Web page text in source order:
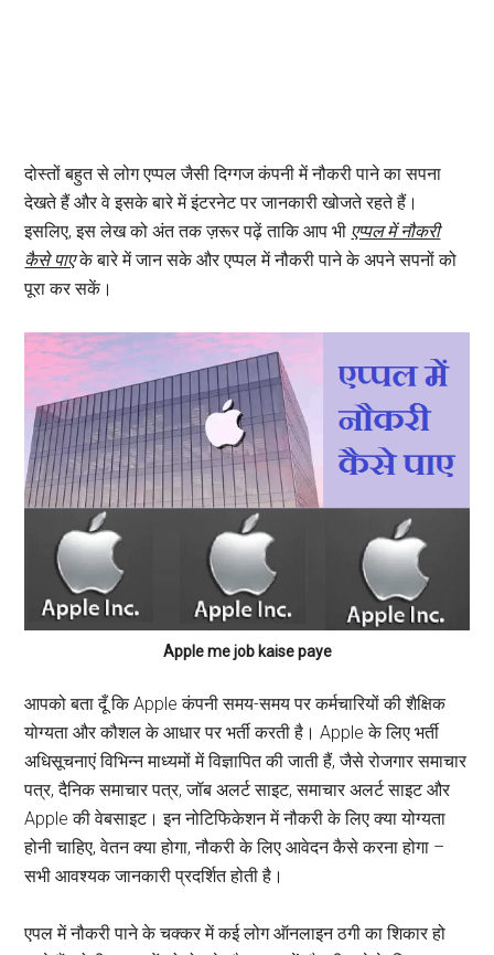
दोस्तों बहुत से लोग एप्पल जैसी दिग्गज कंपनी में नौकरी पाने का सपना
देखते हैं और वे इसके बारे में इंटरनेट पर जानकारी खोजते रहते हैं।
इसलिए, इस लेख को अंत तक ज़रूर पढ़ें ताकि आप भी एप्पल में नौकरी
कैसे पाएके बारे में जान सके और एप्पल में नौकरी पाने के अपने सपनों को
पूरा कर सकें।
Apple me job kaise paye
आपको बता दूँ कि Apple कंपनी समय-समय पर कर्मचारियों की शैक्षिक
योग्यता और कौशल के आधार पर भर्ती करती है। Apple के लिए भर्ती
अधिसूचनाएं विभिन्न माध्यमों में विज्ञापित की जाती हैं, जैसे रोजगार समाचार
पत्र, दैनिक समाचार पत्र, जॉब अलर्ट साइट, समाचार अलर्ट साइट और
Apple की वेबसाइट। इन नोटिफिकेशन में नौकरी के लिए क्या योग्यता
होनी चाहिए, वेतन क्या होगा, नौकरी के लिए आवेदन कैसे करना होगा –
सभी आवश्यक जानकारी प्रदर्शित होती है।
एपल में नौकरी पाने के चक्कर में कई लोग ऑनलाइन ठगी का शिकार हो